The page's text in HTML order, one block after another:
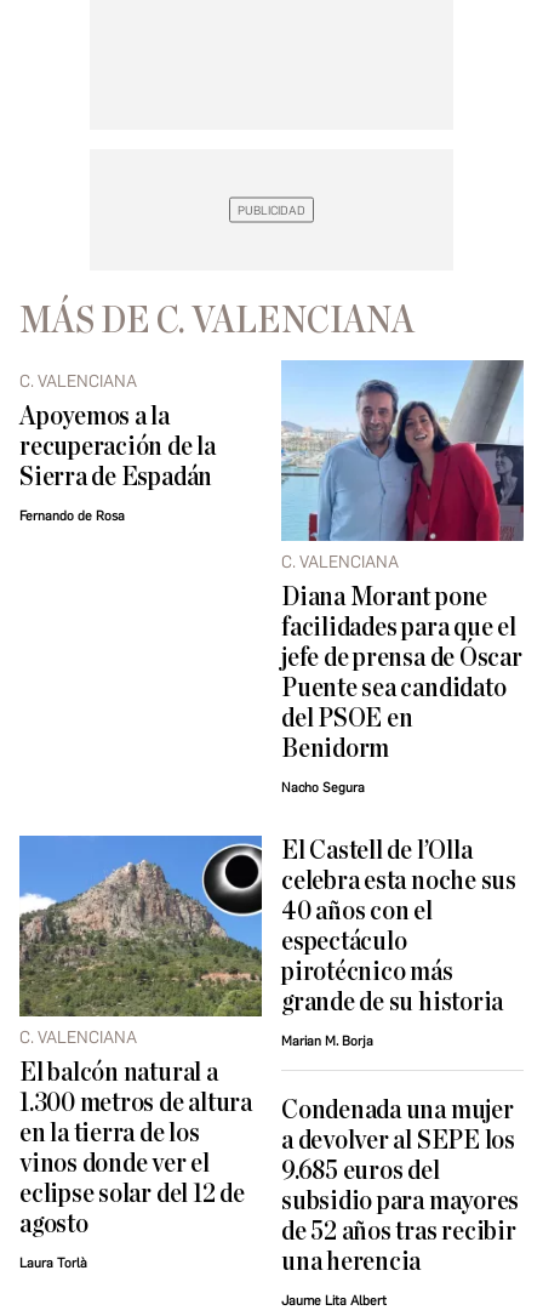
MÁS DE C. VALENCIANA
C. VALENCIANA
Apoyemos a la
recuperación de la
Sierra de Espadán
Fernando de Rosa
C. VALENCIANA
Diana Morant pone
facilidades para que el
jefe de prensa de Óscar
Puente sea candidato
del PSOE en
Benidorm
Nacho Segura
C. VALENCIANA
El balcón natural a
1.300 metros de altura
en la tierra de los
vinos donde ver el
eclipse solar del 12 de
agosto
Laura Torlà
El Castell de l’Olla
celebra esta noche sus
40 años con el
espectáculo
pirotécnico más
grande de su historia
Marian M. Borja
Condenada una mujer
a devolver al SEPE los
9.685 euros del
subsidio para mayores
de 52 años tras recibir
una herencia
Jaume Lita Albert